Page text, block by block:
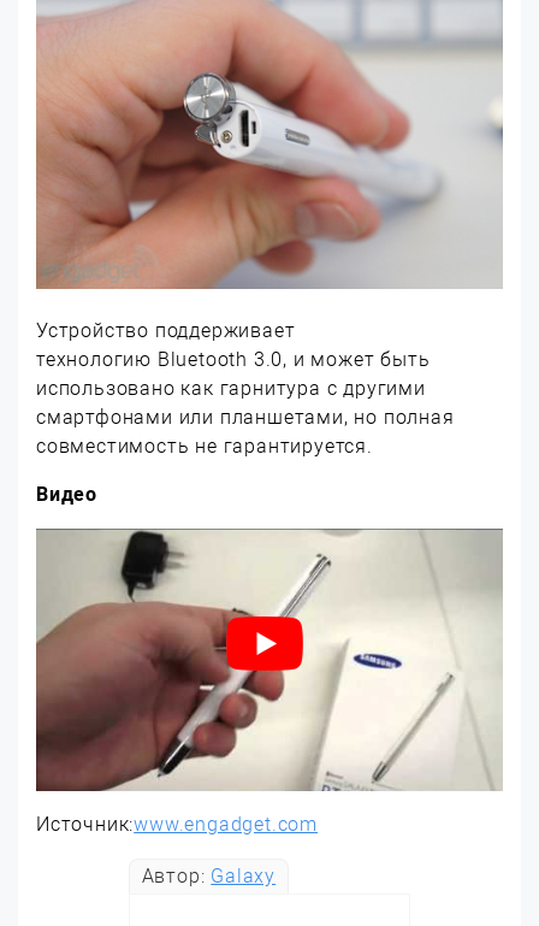
Устройство поддерживает
технологию Bluetooth 3.0, и может быть
использовано как гарнитура с другими
смартфонами или планшетами, но полная
совместимость не гарантируется.
Видео
Источник:www.engadget.com
Автор: Galaxy